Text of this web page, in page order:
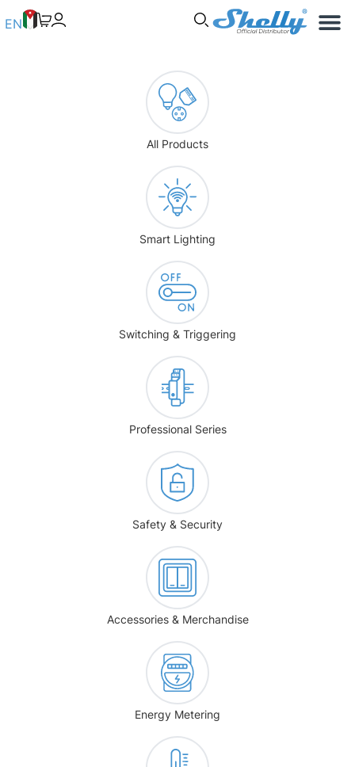
EN
All Products
Smart Lighting
Switching & Triggering
Professional Series
Safety & Security
Accessories & Merchandise
Energy Metering